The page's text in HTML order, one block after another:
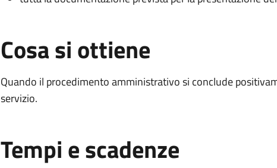
Cosa si ottiene
Quando il procedimento amministrativo si conclude
servizio.
Tempi e scadenze